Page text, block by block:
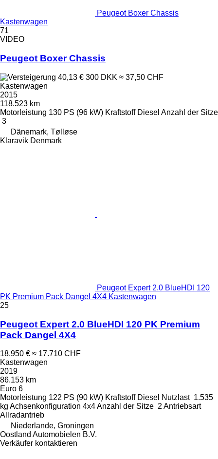
Peugeot Boxer Chassis
Kastenwagen
71
VIDEO
Peugeot Boxer Chassis
40,13 € 300 DKK ≈ 37,50 CHF
Kastenwagen
2015
118.523 km
Motorleistung 130 PS (96 kW) Kraftstoff Diesel Anzahl der Sitze
3
Dänemark, Tølløse
Klaravik Denmark
Peugeot Expert 2.0 BlueHDI 120
PK Premium Pack Dangel 4X4 Kastenwagen
25
Peugeot Expert 2.0 BlueHDI 120 PK Premium
Pack Dangel 4X4
18.950 € ≈ 17.710 CHF
Kastenwagen
2019
86.153 km
Euro 6
Motorleistung 122 PS (90 kW) Kraftstoff Diesel Nutzlast 1.535
kg Achsenkonfiguration 4x4Anzahl der Sitze 2 Antriebsart
Allradantrieb
Niederlande, Groningen
Oostland Automobielen B.V.
Verkäufer kontaktieren